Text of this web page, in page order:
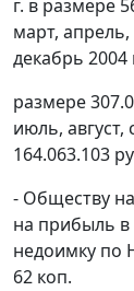
г. в размере
март,
декабрь
размере
июль,
164.063.103
- Обществу
на прибыль в
недоимку по
62 коп.